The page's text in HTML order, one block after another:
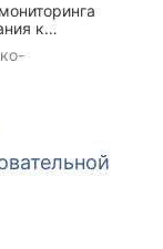
к
средств, а
в